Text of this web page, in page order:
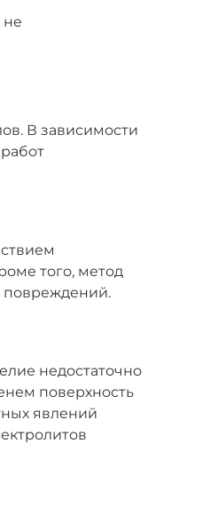
не
В зависимости
того, метод
повреждений.
недостаточно
поверхность
явлений